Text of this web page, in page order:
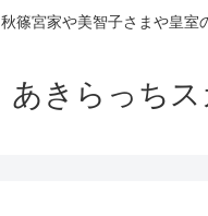
秋篠宮家や美智子さまや皇室
あきらっち